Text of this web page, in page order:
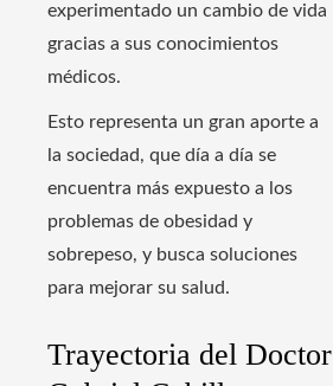
experimentado un cambio de vida
gracias a sus conocimientos
médicos.
Esto representa un gran aporte a
la sociedad, que día a día se
encuentra más expuesto a los
problemas de obesidad y
sobrepeso, y busca soluciones
para mejorar su salud.
Trayectoria del Doctor